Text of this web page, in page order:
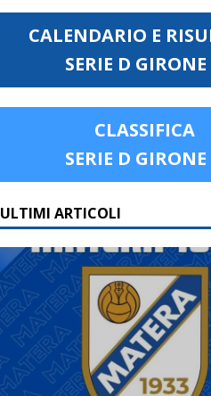
CALENDARIO E
SERIE D GIRONE
CLASSIFICA
SERIE D GIRONE
ULTIMI ARTICOLI